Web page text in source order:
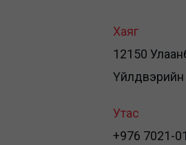
Хаяг
12150
Үйлдвэрийн
Утас
+976 7021-